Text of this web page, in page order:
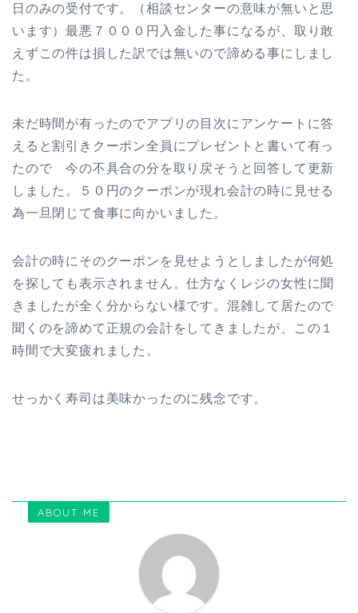
日のみの受付です。（相談センターの意味が無いと思
います）最悪７０００円入金した事になるが、取り敢
えずこの件は損した訳では無いので諦める事にしまし
た。
未だ時間が有ったのでアプリの目次にアンケートに答
えると割引きクーポン全員にプレゼントと書いて有っ
たので 今の不具合の分を取り戻そうと回答して更新
しました。５０円のクーポンが現れ会計の時に見せる
為一旦閉じて食事に向かいました。
会計の時にそのクーポンを見せようとしましたが何処
を探しても表示されません。仕方なくレジの女性に聞
きましたが全く分からない様です。混雑して居たので
聞くのを諦めて正規の会計をしてきましたが、この１
時間で大変疲れました。
せっかく寿司は美味かったのに残念です。
ABOUT ME